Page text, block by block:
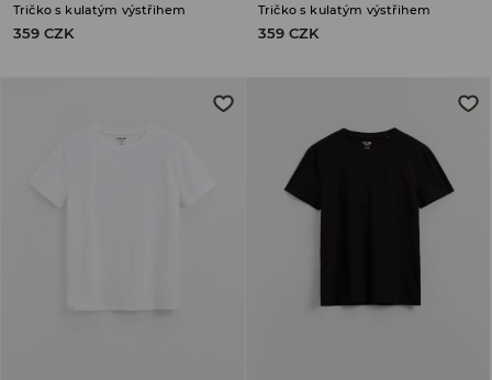
Tričko s kulatým výstřihem
359 CZK
Tričko s kulatým výstřihem
359 CZK